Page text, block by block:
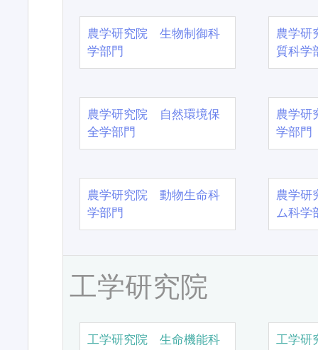
農学研究院 生物制御科
学部門
農学
質科学
農学研究院 自然環境保
全学部門
農学
学部門
農学研究院 動物生命科
学部門
農学
ム科学
工学研究院
工学研究院 生命機能科
工学研